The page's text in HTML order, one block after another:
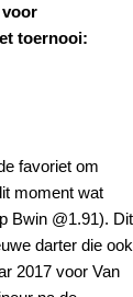
voor
toernooi:
favoriet om
moment wat
Bwin @1.91). Dit
darter die ook
2017 voor Van